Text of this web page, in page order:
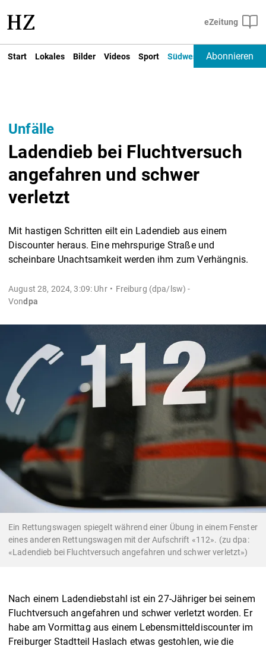
Start Lokales Bilder Videos Sport Südwest Deutschland
Abonnieren
Unfälle
Ladendieb bei Fluchtversuch
angefahren und schwer
verletzt
Mit hastigen Schritten eilt ein Ladendieb aus einem
Discounter heraus. Eine mehrspurige Straße und
scheinbare Unachtsamkeit werden ihm zum Verhängnis.
August 28, 2024, 3:09: Uhr
Freiburg (dpa/lsw) -
Vondpa
Ein Rettungswagen spiegelt während einer Übung in einem Fenster
eines anderen Rettungswagen mit der Aufschrift «112». (zu dpa:
«Ladendieb bei Fluchtversuch angefahren und schwer verletzt»)
Nach einem Ladendiebstahl ist ein 27-Jähriger bei seinem
Fluchtversuch angefahren und schwer verletzt worden. Er
habe am Vormittag aus einem Lebensmitteldiscounter im
Freiburger Stadtteil Haslach etwas gestohlen, wie die